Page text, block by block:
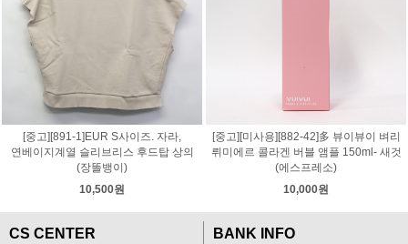
[중고][891-1]EUR S사이즈. 자라,
연베이지계열 슬리브리스 후드탑 상의
(장똘뱅이)
10,500원
[중고][미사용][882-42]多 뷰이뷰이 벼리
뤼미에르 콜라겐 버블 앰플 150ml- 새것
(에스프레소)
10,000원
CS CENTER BANK INFO